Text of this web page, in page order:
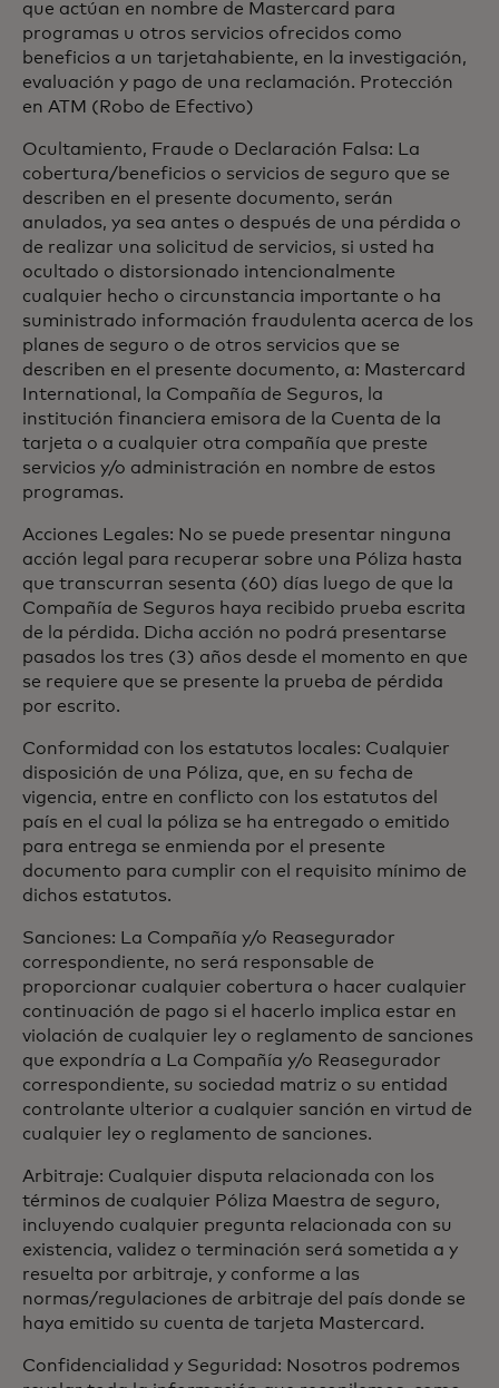
que actúan en nombre de Mastercard para
programas u otros servicios ofrecidos como
beneficios a un tarjetahabiente, en la investigación,
evaluación y pago de una reclamación. Protección
en ATM (Robo de Efectivo)
Ocultamiento, Fraude o Declaración Falsa: La
cobertura/beneficios o servicios de seguro que se
describen en el presente documento, serán
anulados, ya sea antes o después de una pérdida o
de realizar una solicitud de servicios, si usted ha
ocultado o distorsionado intencionalmente
cualquier hecho o circunstancia importante o ha
suministrado información fraudulenta acerca de los
planes de seguro o de otros servicios que se
describen en el presente documento, a: Mastercard
International, la Compañía de Seguros, la
institución financiera emisora de la Cuenta de la
tarjeta o a cualquier otra compañía que preste
servicios y/o administración en nombre de estos
programas.
Acciones Legales: No se puede presentar ninguna
acción legal para recuperar sobre una Póliza hasta
que transcurran sesenta (60) días luego de que la
Compañía de Seguros haya recibido prueba escrita
de la pérdida. Dicha acción no podrá presentarse
pasados los tres (3) años desde el momento en que
se requiere que se presente la prueba de pérdida
por escrito.
Conformidad con los estatutos locales: Cualquier
disposición de una Póliza, que, en su fecha de
vigencia, entre en conflicto con los estatutos del
país en el cual la póliza se ha entregado o emitido
para entrega se enmienda por el presente
documento para cumplir con el requisito mínimo de
dichos estatutos.
Sanciones: La Compañía y/o Reasegurador
correspondiente, no será responsable de
proporcionar cualquier cobertura o hacer cualquier
continuación de pago si el hacerlo implica estar en
violación de cualquier ley o reglamento de sanciones
que expondría a La Compañía y/o Reasegurador
correspondiente, su sociedad matriz o su entidad
controlante ulterior a cualquier sanción en virtud de
cualquier ley o reglamento de sanciones.
Arbitraje: Cualquier disputa relacionada con los
términos de cualquier Póliza Maestra de seguro,
incluyendo cualquier pregunta relacionada con su
existencia, validez o terminación será sometida a y
resuelta por arbitraje, y conforme a las
normas/regulaciones de arbitraje del país donde se
haya emitido su cuenta de tarjeta Mastercard.
Confidencialidad y Seguridad: Nosotros podremos